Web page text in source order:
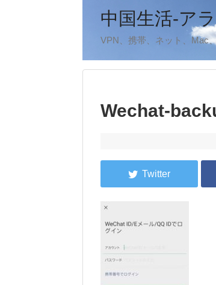
中国生活-ア
VPN、携帯、ネット、Mac
Wechat-